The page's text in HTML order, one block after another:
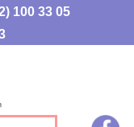
100 33 05